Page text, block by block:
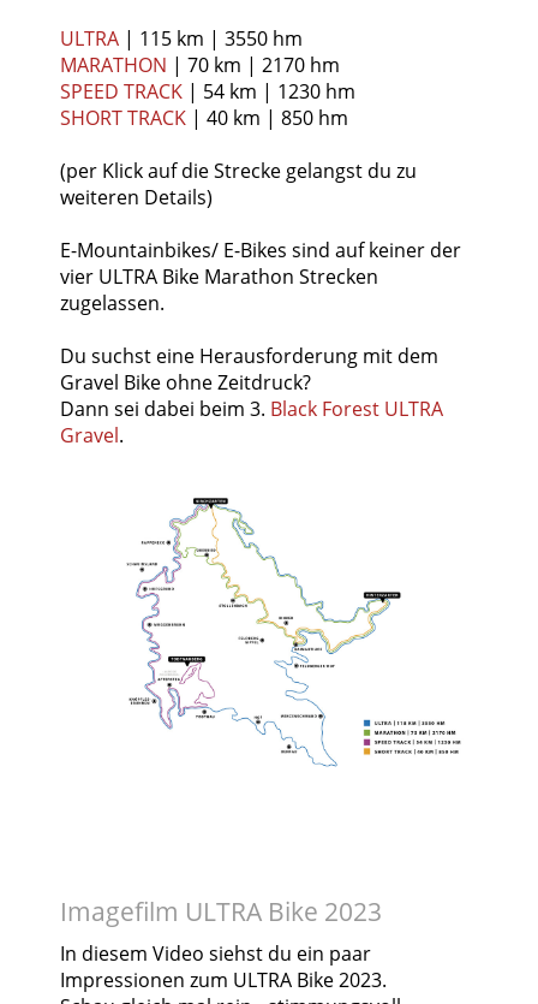
ULTRA | 115 km | 3550 hm
MARATHON | 70 km | 2170 hm
SPEED TRACK | 54 km | 1230 hm
SHORT TRACK | 40 km | 850 hm
(per Klick auf die Strecke gelangst du zu
weiteren Details)
E-Mountainbikes/ E-Bikes sind auf keiner der
vier ULTRA Bike Marathon Strecken
zugelassen.
Du suchst eine Herausforderung mit dem
Gravel Bike ohne Zeitdruck?
Dann sei dabei beim 3. Black Forest ULTRA
Gravel.
Imagefilm ULTRA Bike 2023
In diesem Video siehst du ein paar
Impressionen zum ULTRA Bike 2023.